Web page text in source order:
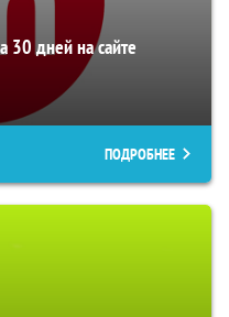
30 дней на сайте
ПОДРОБНЕЕ